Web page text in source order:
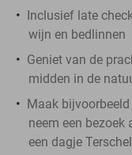
Inclusief late
wijn en bedlinnen
Geniet van de
midden in de
Maak
neem een bezoek
een dagje